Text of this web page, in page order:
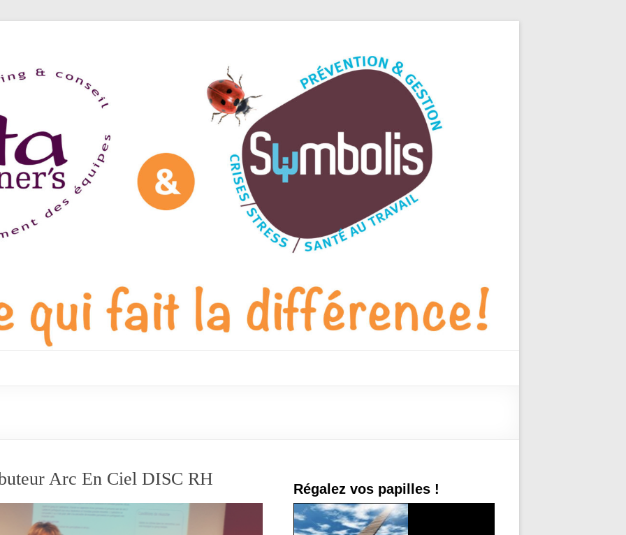
Arc En Ciel DISC RH Régalez vos papilles !